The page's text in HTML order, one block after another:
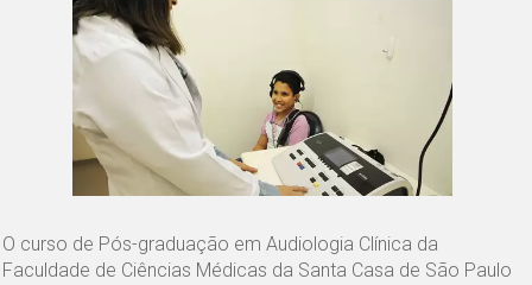
O curso de Pós-graduação em Audiologia Clínica da
Faculdade de Ciências Médicas da Santa Casa de São Paulo